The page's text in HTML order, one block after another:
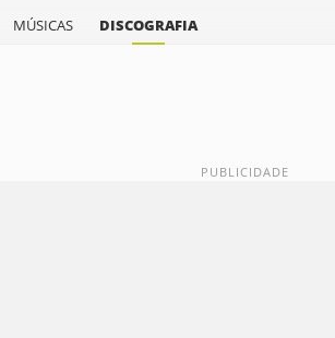
MÚSICAS DISCOGRAFIA